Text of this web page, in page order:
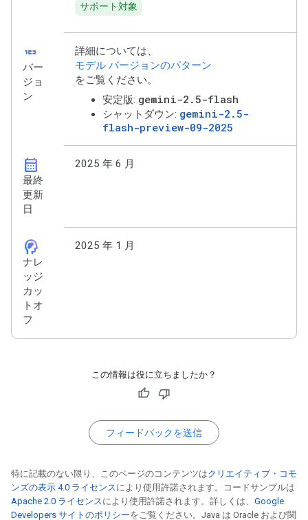
サポート対象
123
バー
ジョ
ン
詳細については、
モデル バージョンのパターン
をご覧ください。
安定版: gemini-2.5-flash
シャットダウン: gemini-2.5-
flash-preview-09-2025
calendar_month
最終
更新
日
2025 年 6 月
cognition_2
ナレ
ッジ
カッ
トオ
フ
2025 年 1 月
この情報は役に立ちましたか？
フィードバックを送信
特に記載のない限り、このページのコンテンツはクリエイティブ・コモ
ンズの表示 4.0 ライセンスにより使用許諾されます。コードサンプルは
Apache 2.0 ライセンスにより使用許諾されます。詳しくは、 Google
Developers サイトのポリシーをご覧ください。Java は Oracle および関